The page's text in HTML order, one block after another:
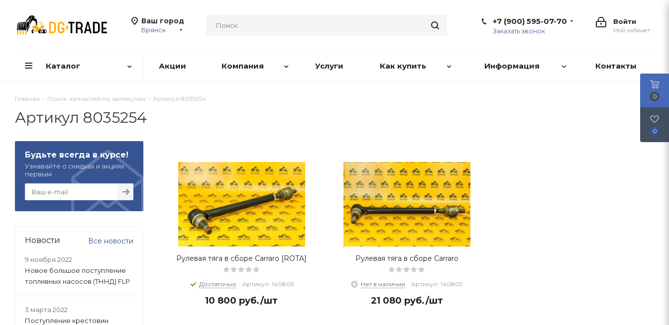
Ваш город
Брянск
Войти
Мой кабинет
+7 (900) 595-07-70
Заказать звонок
Каталог Акции Компания Услуги Как купить Информация Контакты
Главная - Поиск запчастей по артикулам - Артикул 8035254
Артикул 8035254
Рулевая тяга в сборе Carraro [ROTA]
Достаточно Артикул: 140805
10 800 руб./шт
Рулевая тяга в сборе Carraro
Нет в наличии Артикул: 140805
21 080 руб./шт
Будьте всегда в курсе!
Узнавайте о скидках и акциях
первым
Новости Все новости
9 ноября 2022
Новое большое поступление
топливных насосов (ТННД) FLP
3 марта 2022
Поступление крестовин
0
0